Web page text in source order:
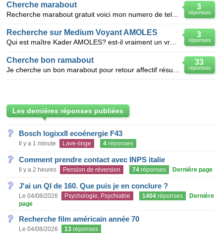
3
réponses
Cherche marabout
3
réponses
Recherche sur Medium Voyant AMOLES
33
réponses
Cherche bon ramabout
Les dernières réponses publiées
Bosch logixx8 ecoénergie F43
Il y a 1 minute Lave-linge 4 réponses
Comment prendre contact avec INPS italie
Il y a 2 heures Pension de réversion 74 réponses Dernière page
J'ai un QI de 160. Que puis je en conclure ?
Le 04/08/2026 Psychologie, Psychiatrie 1404 réponses
Dernière
page
Recherche film américain année 70
Le 04/08/2026 13 réponses